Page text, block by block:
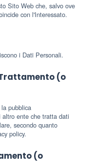
Sito Web che, salvo ove
con l'Interessato.
i Dati Personali.
(o
pubblica
ente che tratta dati
secondo quanto
policy.
(o